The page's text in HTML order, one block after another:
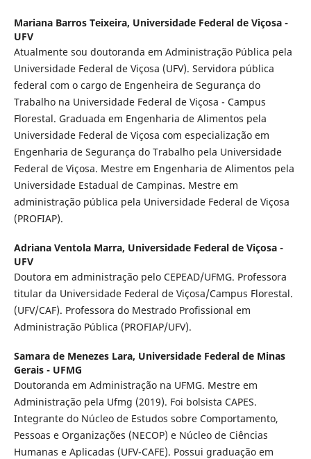
Mariana Barros Teixeira, Universidade Federal de Viçosa -
UFV
Atualmente sou doutoranda em Administração Pública pela
Universidade Federal de Viçosa (UFV). Servidora pública
federal com o cargo de Engenheira de Segurança do
Trabalho na Universidade Federal de Viçosa - Campus
Florestal. Graduada em Engenharia de Alimentos pela
Universidade Federal de Viçosa com especialização em
Engenharia de Segurança do Trabalho pela Universidade
Federal de Viçosa. Mestre em Engenharia de Alimentos pela
Universidade Estadual de Campinas. Mestre em
administração pública pela Universidade Federal de Viçosa
(PROFIAP).
Adriana Ventola Marra, Universidade Federal de Viçosa -
UFV
Doutora em administração pelo CEPEAD/UFMG. Professora
titular da Universidade Federal de Viçosa/Campus Florestal.
(UFV/CAF). Professora do Mestrado Profissional em
Administração Pública (PROFIAP/UFV).
Samara de Menezes Lara, Universidade Federal de Minas
Gerais - UFMG
Doutoranda em Administração na UFMG. Mestre em
Administração pela Ufmg (2019). Foi bolsista CAPES.
Integrante do Núcleo de Estudos sobre Comportamento,
Pessoas e Organizações (NECOP) e Núcleo de Ciências
Humanas e Aplicadas (UFV-CAFE). Possui graduação em